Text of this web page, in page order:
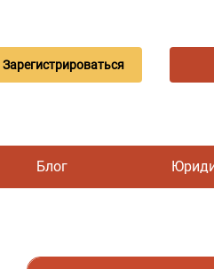
Зарегистрироваться
Блог